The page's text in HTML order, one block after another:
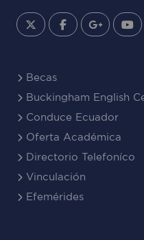
Becas
Buckingham English
Conduce Ecuador
Oferta Académica
Directorio Telefoníco
Vinculación
Efemérides